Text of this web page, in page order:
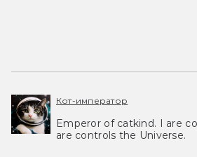
Кот-император
Emperor of catkind. I are
are controls the Universe.